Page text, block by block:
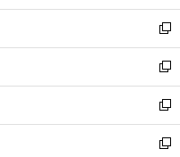
開
く
ウ
で
開
く
ン
ド
ウ
で
開
く
新
し
い
ウ
ィ
ン
ド
新
し
い
ウ
ィ
新
し
い
新